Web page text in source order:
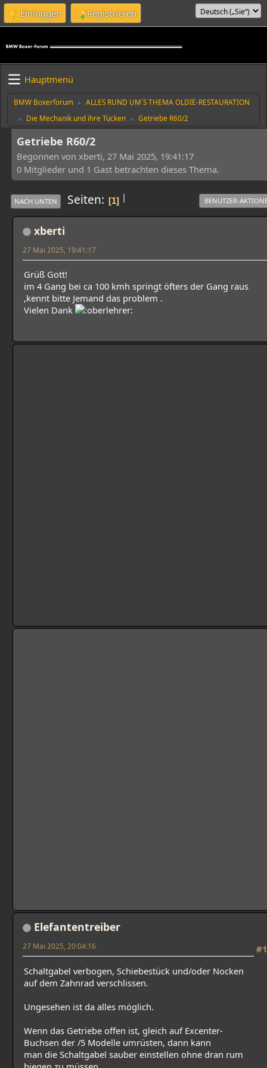
Einloggen Registrieren
Hauptmenü
BMW Boxerforum ► ALLES RUND UM´S THEMA OLDIE-RESTAURATION
► Die Mechanik und ihre Tücken ► Getriebe R60/2
Getriebe R60/2
Begonnen von xberti, 27 Mai 2025, 19:41:17
0 Mitglieder und 1 Gast betrachten dieses Thema.
|
NACH UNTEN Seiten 1 BENUTZER-
xberti
27 Mai 2025, 19:41:17
Grüß Gott!
im 4 Gang bei ca 100 kmh springt öfters der Gang raus
,kennt bitte Jemand das problem .
Vielen Dank
Elefantentreiber
#1
27 Mai 2025, 20:04:16
Schaltgabel verbogen, Schiebestück und/oder Nocken
auf dem Zahnrad verschlissen.
Ungesehen ist da alles möglich.
Wenn das Getriebe offen ist, gleich auf Excenter-
Buchsen der /5 Modelle umrüsten, dann kann
man die Schaltgabel sauber einstellen ohne dran rum